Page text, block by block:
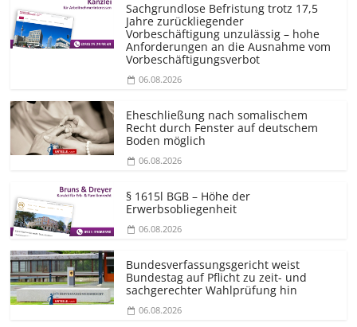
Sachgrundlose Befristung trotz 17,5
Jahre zurückliegender
Vorbeschäftigung unzulässig – hohe
Anforderungen an die Ausnahme vom
Vorbeschäf­tigungsverbot
06.08.2026
Eheschließung nach somalischem
Recht durch Fenster auf deutschem
Boden möglich
06.08.2026
§ 1615l BGB – Höhe der
Erwerbsobliegenheit
06.08.2026
Bundesver­fassungsgericht weist
Bundestag auf Pflicht zu zeit- und
sachgerechter Wahlprüfung hin
06.08.2026